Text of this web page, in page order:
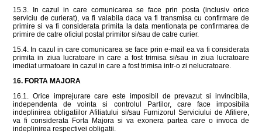
15.3. In cazul in care comunicarea se face prin posta (inclusiv orice
serviciu de curierat), va fi valabila daca va fi transmisa cu confirmare de
primire si va fi considerata primita la data mentionata pe confirmarea de
primire de catre oficiul postal primitor si/sau de catre curier.
15.4. In cazul in care comunicarea se face prin e-mail ea va fi considerata
primita in ziua lucratoare in care a fost trimisa si/sau in ziua lucratoare
imediat urmatoare in cazul in care a fost trimisa intr-o zi nelucratoare.
16. FORTA MAJORA
16.1. Orice imprejurare care este imposibil de prevazut si invincibila,
independenta de vointa si controlul Partilor, care face imposibila
indeplinirea obligatiilor Afiliatului si/sau Furnizorul Serviciului de Afiliere,
va fi considerata Forta Majora si va exonera partea care o invoca de
indeplinirea respectivei obligatii.